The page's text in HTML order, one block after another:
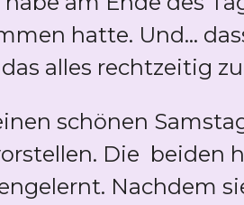
hatte. Und...
alles rechtzeitig
schönen
Die beiden
Nachdem